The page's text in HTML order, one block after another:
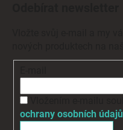
ochrany osobních údajů